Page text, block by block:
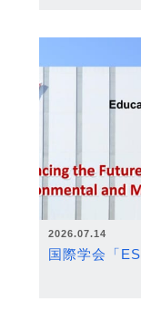
2026.07.14
国際学会「